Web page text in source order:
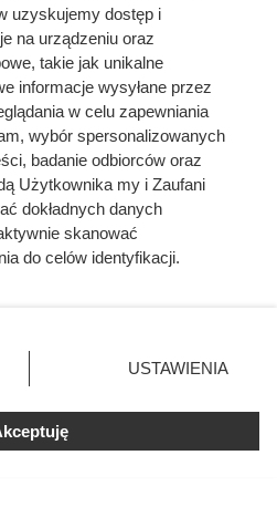
w cenie, jakiej
dawna. Klienci
uzyskujemy dostęp i
na urządzeniu oraz
takie jak unikalne
informacje wysyłane przez
w celu zapewniania
wybór spersonalizowanych
badanie odbiorców oraz
Użytkownika my i Zaufani
dokładnych danych
skanować
do celów identyfikacji.
ustawień prywatności
rogu strony
nie wymagają zgody
sprzeciwić się takiemu
będą miały zastosowania tylko
USTAWIENIA